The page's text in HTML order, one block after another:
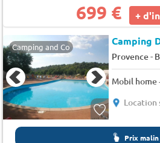
699 € +
Camping and Co
Provence-
Mobil home
Location
Prix malin